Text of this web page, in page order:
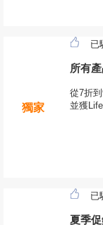
獨家
已
所有
從7折
並獲
已
夏季